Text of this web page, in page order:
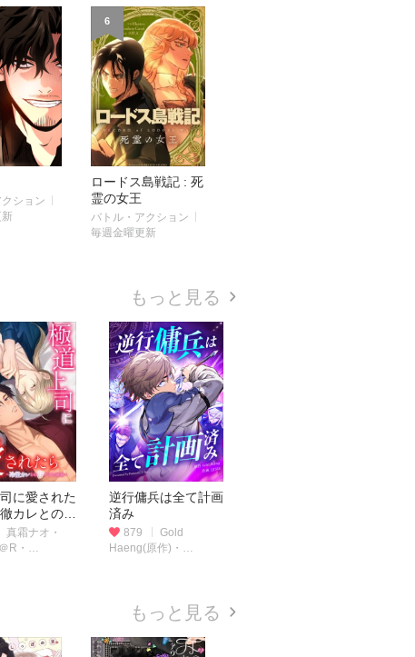
ション
6
ロードス島戦記 : 死
霊の女王
バトル・アクション
毎週金曜更新
もっと見る
に愛された
カレとの甘
居〜（連載
真霜ナオ・
R・
逆行傭兵は全て計画
済み
879
Gold
Haeng(原作)・
もっと見る